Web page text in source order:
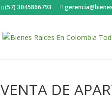
(57) 3045866793
VENTA DE